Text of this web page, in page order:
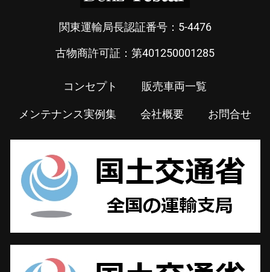
関東運輸局長認証番号：5-4476
古物商許可証：第401250001285
コンセプト 販売車両一覧
メンテナンス実例集 会社概要 お問合せ